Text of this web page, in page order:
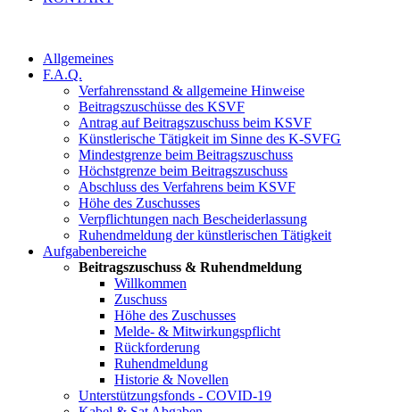
Allgemeines
F.A.Q.
Verfahrensstand & allgemeine Hinweise
Beitragszuschüsse des KSVF
Antrag auf Beitragszuschuss beim KSVF
Künstlerische Tätigkeit im Sinne des K-SVFG
Mindestgrenze beim Beitragszuschuss
Höchstgrenze beim Beitragszuschuss
Abschluss des Verfahrens beim KSVF
Höhe des Zuschusses
Verpflichtungen nach Bescheiderlassung
Ruhendmeldung der künstlerischen Tätigkeit
Aufgabenbereiche
Beitragszuschuss & Ruhendmeldung
Willkommen
Zuschuss
Höhe des Zuschusses
Melde- & Mitwirkungspflicht
Rückforderung
Ruhendmeldung
Historie & Novellen
Unterstützungsfonds - COVID-19